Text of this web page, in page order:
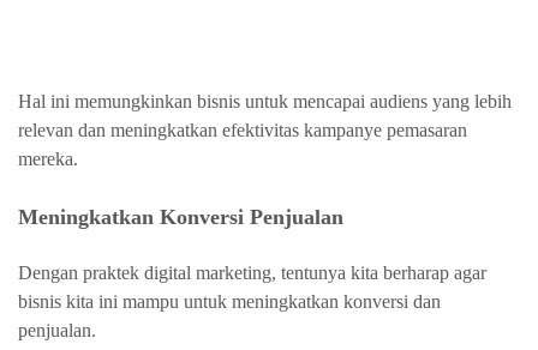
Hal ini memungkinkan bisnis untuk mencapai audiens yang lebih
relevan dan meningkatkan efektivitas kampanye pemasaran
mereka.
Meningkatkan Konversi Penjualan
Dengan praktek digital marketing, tentunya kita berharap agar
bisnis kita ini mampu untuk meningkatkan konversi dan
penjualan.